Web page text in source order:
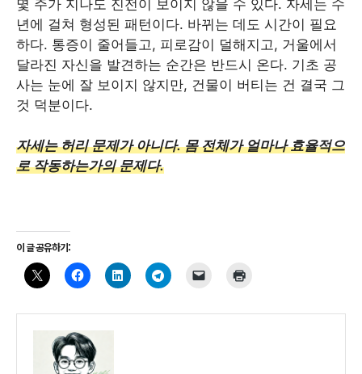
몇 주가 지나도 진전이 보이지 않을 수 있다. 자세는 수
년에 걸쳐 형성된 패턴이다. 바뀌는 데도 시간이 필요
하다. 통증이 줄어들고, 피로감이 덜해지고, 거울에서
달라진 자신을 발견하는 순간은 반드시 온다. 기초 공
사는 눈에 잘 보이지 않지만, 건물이 버티는 건 결국 그
것 덕분이다.
자세는 허리 문제가 아니다. 몸 전체가 얼마나 효율적으
로 작동하는가의 문제다.
이 글 공유하기: